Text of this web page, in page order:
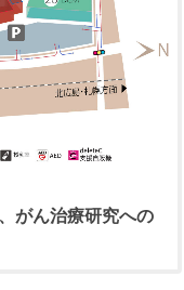
がん治療研究への